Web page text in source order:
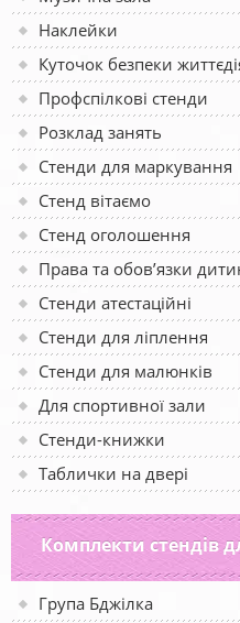
Наклейки
Куточок безпеки
Профспілкові стенди
Розклад занять
Стенди для маркування
Стенд вітаємо
Стенд оголошення
Права та обов’язки
Стенди атестаційні
Стенди для ліплення
Стенди для малюнків
Для спортивної зали
Стенди-книжки
Таблички на двері
Комплекти стендів
Група Бджілка